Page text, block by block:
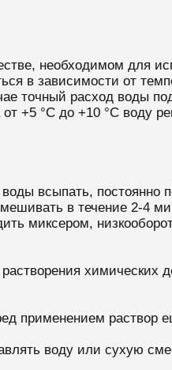
необходимом для
в зависимости от
точный расход воды
+5 °С до +10 °С воду
всыпать,
в течение 2-4
миксером,
химических
применением раствор
воду или сухую